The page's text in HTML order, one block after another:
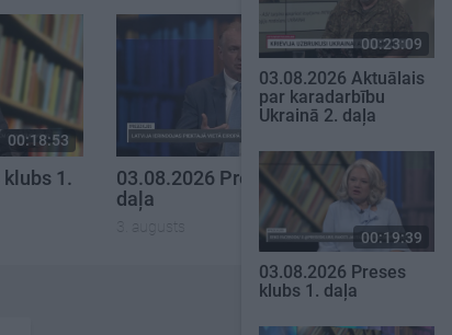
00:18:53
1.
03.08.2026 Preses klubs 3.
daļa
3. augusts
00:23:09
03.08.2026 Aktuālais
par karadarbību
Ukrainā 2. daļa
00:19:39
03.08.2026 Preses
klubs 1. daļa